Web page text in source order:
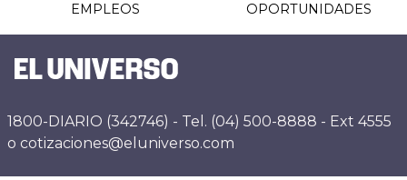
EMPLEOS OPORTUNIDADES
1800-DIARIO (342746) - Tel. (04) 500-8888 - Ext 4555
o cotizaciones@eluniverso.com